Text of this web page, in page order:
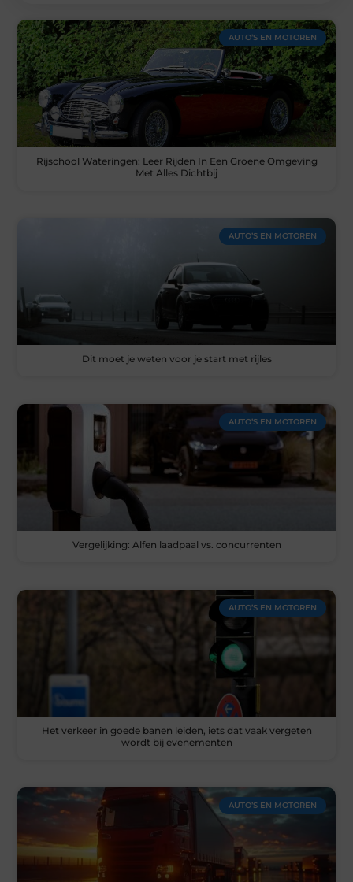
AUTO’S EN MOTOREN
Rijschool Wateringen: Leer Rijden In Een Groene Omgeving
Met Alles Dichtbij
AUTO’S EN MOTOREN
Dit moet je weten voor je start met rijles
AUTO’S EN MOTOREN
Vergelijking: Alfen laadpaal vs. concurrenten
AUTO’S EN MOTOREN
Het verkeer in goede banen leiden, iets dat vaak vergeten
wordt bij evenementen
AUTO’S EN MOTOREN